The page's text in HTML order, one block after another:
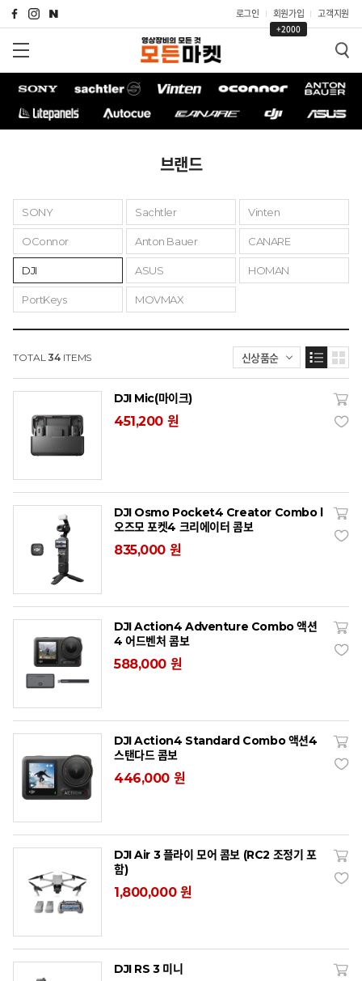
로그인 회원가입
+2000
고객지원
브랜드
SONY Sachtler Vinten
OConnor Anton Bauer CANARE
DJI ASUS HOMAN
PortKeys MOVMAX
TOTAL34 ITEMS 신상품순
DJI Mic(마이크)
451,200 원
DJI Osmo Pocket4 Creator Combo l
오즈모 포켓4 크리에이터 콤보
835,000 원
DJI Action4 Adventure Combo 액션
4 어드벤처 콤보
588,000 원
DJI Action4 Standard Combo 액션4
스탠다드 콤보
446,000 원
DJI Air 3 플라이 모어 콤보 (RC2 조정기 포
함)
1,800,000 원
DJI RS 3 미니